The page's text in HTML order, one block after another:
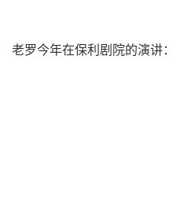
老罗今年在保利剧院的演讲：